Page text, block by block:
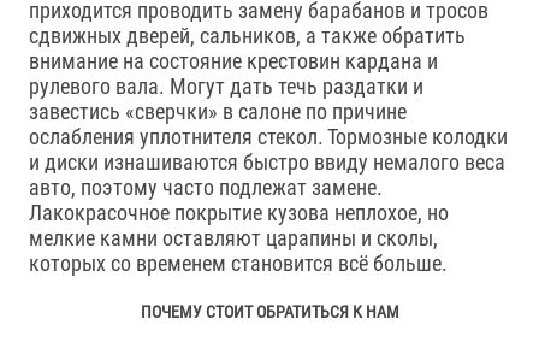
приходится проводить замену барабанов и тросов
сдвижных дверей, сальников, а также обратить
внимание на состояние крестовин кардана и
рулевого вала. Могут дать течь раздатки и
завестись «сверчки» в салоне по причине
ослабления уплотнителя стекол. Тормозные колодки
и диски изнашиваются быстро ввиду немалого веса
авто, поэтому часто подлежат замене.
Лакокрасочное покрытие кузова неплохое, но
мелкие камни оставляют царапины и сколы,
которых со временем становится всё больше.
ПОЧЕМУ СТОИТ ОБРАТИТЬСЯ К НАМ